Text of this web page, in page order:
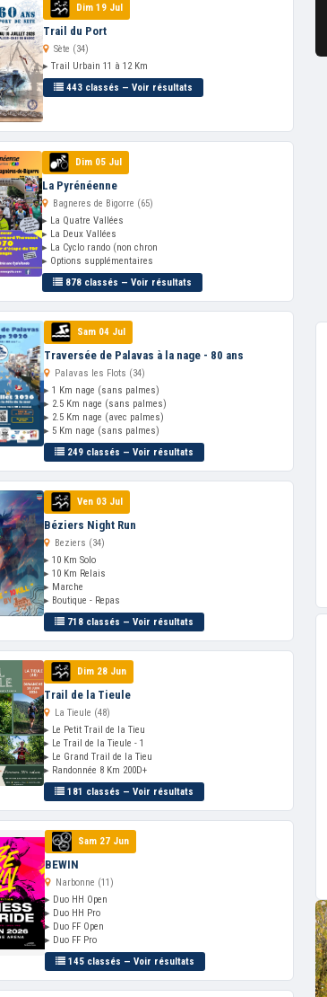
Dim 19 Jul
Trail du Port
Sète (34)
▸ Trail Urbain 11 à 12 Km
443 classés — Voir résultats
Dim 05 Jul
La Pyrénéenne
Bagneres de Bigorre (65)
▸ La Quatre Vallées
▸ La Deux Vallées
▸ La Cyclo rando (non chron
▸ Options supplémentaires
878 classés — Voir résultats
Sam 04 Jul
Traversée de Palavas à la nage - 80 ans
Palavas les Flots (34)
▸ 1 Km nage (sans palmes)
▸ 2.5 Km nage (sans palmes)
▸ 2.5 Km nage (avec palmes)
▸ 5 Km nage (sans palmes)
249 classés — Voir résultats
Ven 03 Jul
Béziers Night Run
Beziers (34)
▸ 10 Km Solo
▸ 10 Km Relais
▸ Marche
▸ Boutique - Repas
718 classés — Voir résultats
Dim 28 Jun
Trail de la Tieule
La Tieule (48)
▸ Le Petit Trail de la Tieu
▸ Le Trail de la Tieule - 1
▸ Le Grand Trail de la Tieu
▸ Randonnée 8 Km 200D+
181 classés — Voir résultats
Sam 27 Jun
BEWIN
Narbonne (11)
▸ Duo HH Open
▸ Duo HH Pro
▸ Duo FF Open
▸ Duo FF Pro
145 classés — Voir résultats